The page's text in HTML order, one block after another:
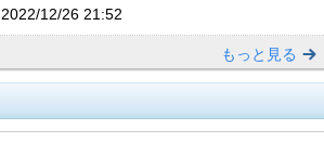
2022/12/26 21:52
もっと見る